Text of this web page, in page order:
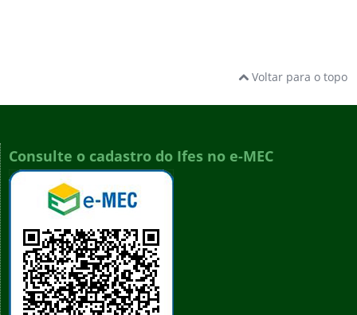
Voltar para o topo
Consulte o cadastro do Ifes no e-MEC